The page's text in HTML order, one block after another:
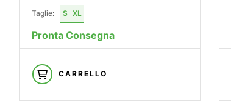
Taglie: S XL
Pronta Consegna
CARRELLO